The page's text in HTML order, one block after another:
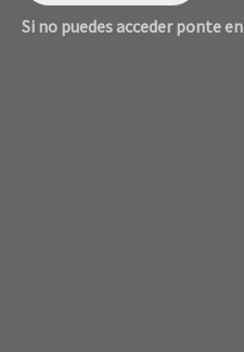
Si no puedes acceder ponte en